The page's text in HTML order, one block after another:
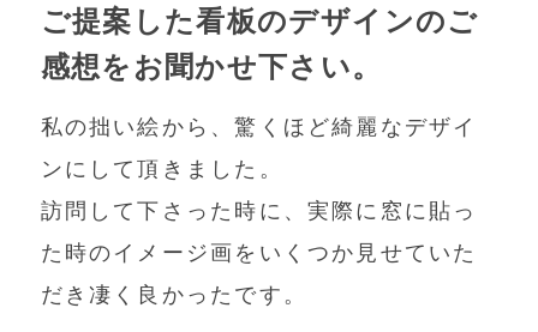
ご提案した看板のデザインのご
感想をお聞かせ下さい。
私の拙い絵から、驚くほど綺麗なデザイ
ンにして頂きました。
訪問して下さった時に、実際に窓に貼っ
た時のイメージ画をいくつか見せていた
だき凄く良かったです。